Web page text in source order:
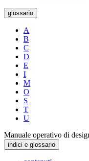
glossario
A
B
C
D
E
I
M
O
S
T
U
Manuale operativo di
indici e glossario